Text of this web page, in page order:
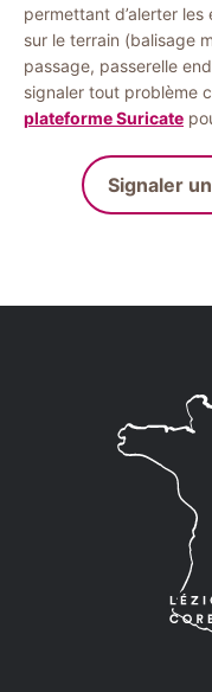
permettant d’alerter
sur le terrain (balisage
passage, passerelle
signaler tout problème
plateforme Suricate
Signaler